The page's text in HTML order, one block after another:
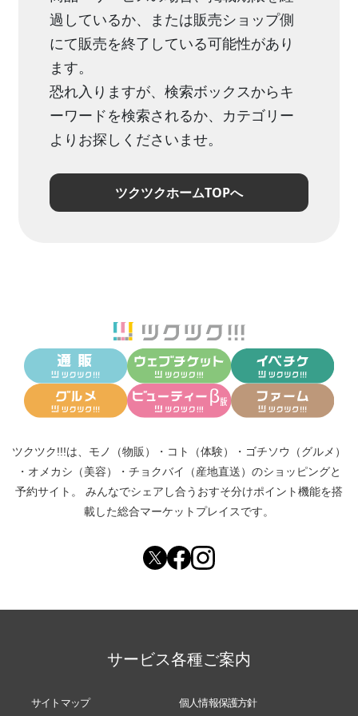
過しているか、または販売ショップ側
にて販売を終了している可能性があり
ます。
恐れ入りますが、検索ボックスからキ
ーワードを検索されるか、カテゴリー
よりお探しくださいませ。
ツクツクホームTOPへ
ツクツク!!!は、 モノ（物販） ・ コト（体験） ・ ゴチソウ（グルメ）
・ オメカシ（美容） ・ チョクバイ（産地直送） のショッピングと
予約サイト。
みんなでシェアし合う おすそ分けポイント機能を搭
載した総合マーケットプレイスです。
サービス各種ご案内
サイトマップ 個人情報保護方針